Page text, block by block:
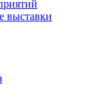
выставки